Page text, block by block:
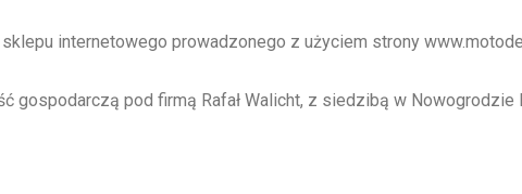
internetowego prowadzonego z użyciem strony
gospodarczą pod firmą Rafał Walicht, z siedzibą w